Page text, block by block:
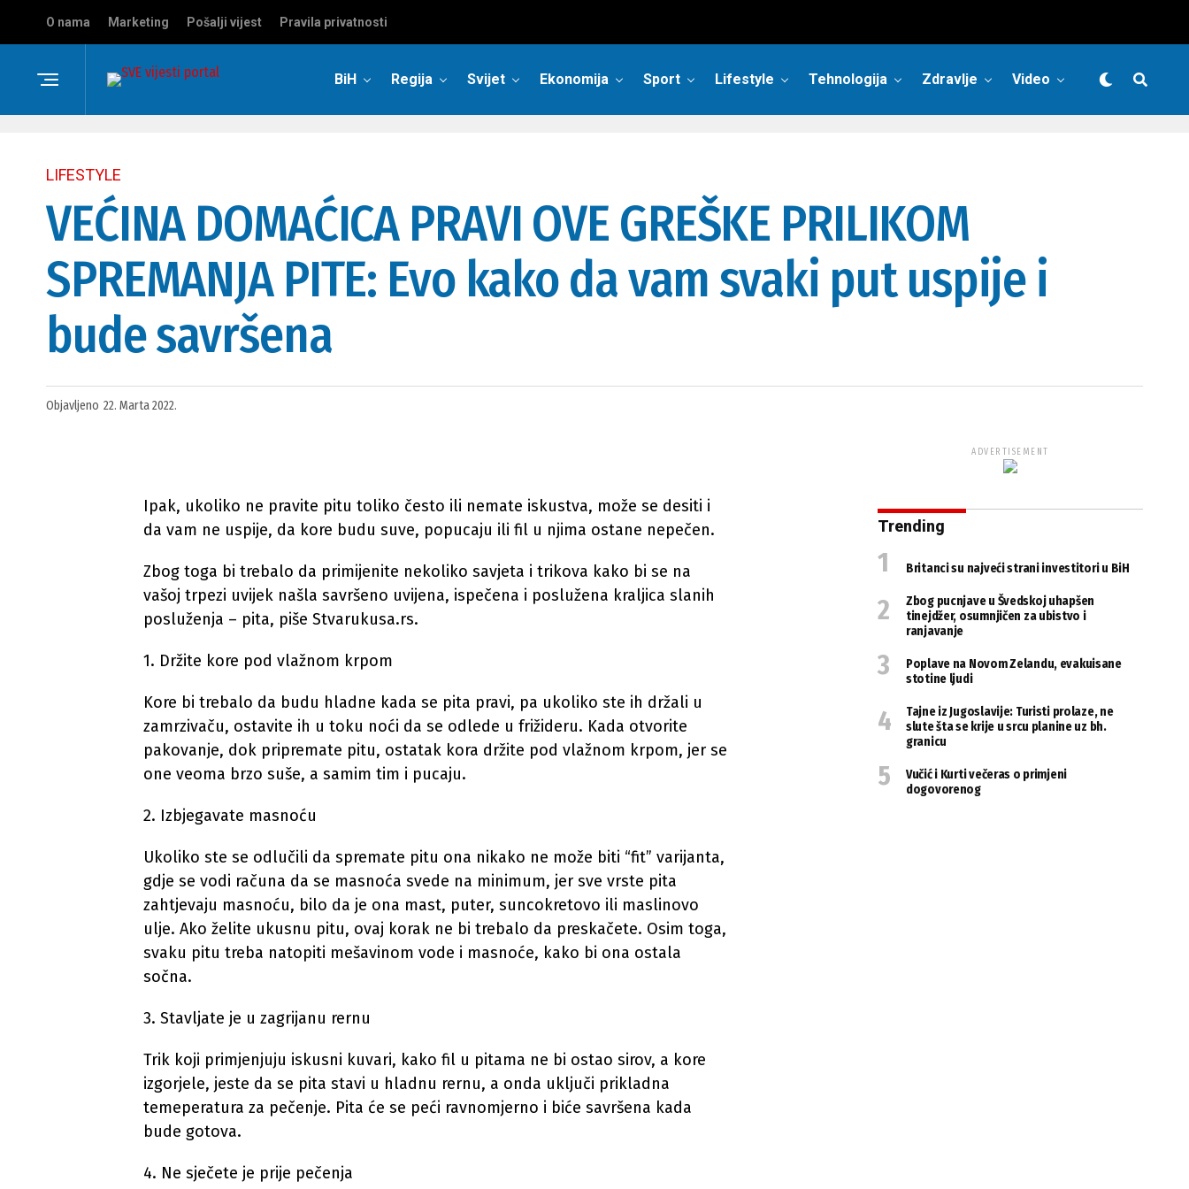
O nama Marketing Pošalji vijest Pravila privatnosti
BiH Regija Svijet Ekonomija Sport Lifestyle Tehnologija Zdravlje Video
LIFESTYLE
VEĆINA DOMAĆICA PRAVI OVE GREŠKE PRILIKOM
SPREMANJA PITE: Evo kako da vam svaki put uspije i
bude savršena
Objavljeno 22. Marta 2022.
Ipak, ukoliko ne pravite pitu toliko često ili nemate iskustva, može se desiti i
da vam ne uspije, da kore budu suve, popucaju ili fil u njima ostane nepečen.
Zbog toga bi trebalo da primijenite nekoliko savjeta i trikova kako bi se na
vašoj trpezi uvijek našla savršeno uvijena, ispečena i poslužena kraljica slanih
posluženja – pita, piše Stvarukusa.rs.
1. Držite kore pod vlažnom krpom
Kore bi trebalo da budu hladne kada se pita pravi, pa ukoliko ste ih držali u
zamrzivaču, ostavite ih u toku noći da se odlede u frižideru. Kada otvorite
pakovanje, dok pripremate pitu, ostatak kora držite pod vlažnom krpom, jer se
one veoma brzo suše, a samim tim i pucaju.
2. Izbjegavate masnoću
Ukoliko ste se odlučili da spremate pitu ona nikako ne može biti “fit” varijanta,
gdje se vodi računa da se masnoća svede na minimum, jer sve vrste pita
zahtjevaju masnoću, bilo da je ona mast, puter, suncokretovo ili maslinovo
ulje. Ako želite ukusnu pitu, ovaj korak ne bi trebalo da preskačete. Osim toga,
svaku pitu treba natopiti mešavinom vode i masnoće, kako bi ona ostala
sočna.
3. Stavljate je u zagrijanu rernu
Trik koji primjenjuju iskusni kuvari, kako fil u pitama ne bi ostao sirov, a kore
izgorjele, jeste da se pita stavi u hladnu rernu, a onda uključi prikladna
temeperatura za pečenje. Pita će se peći ravnomjerno i biće savršena kada
bude gotova.
4. Ne sječete je prije pečenja
ADVERTISEMENT
Trending
Britanci su najveći strani investitori u BiH
Zbog pucnjave u Švedskoj uhapšen
tinejdžer, osumnjičen za ubistvo i
ranjavanje
Poplave na Novom Zelandu, evakuisane
stotine ljudi
Tajne iz Jugoslavije: Turisti prolaze, ne
slute šta se krije u srcu planine uz bh.
granicu
Vučić i Kurti večeras o primjeni
dogovorenog